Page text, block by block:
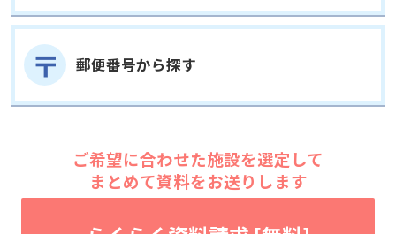
郵便番号から探す
ご希望に合わせた施設を選定して
まとめて資料をお送りします